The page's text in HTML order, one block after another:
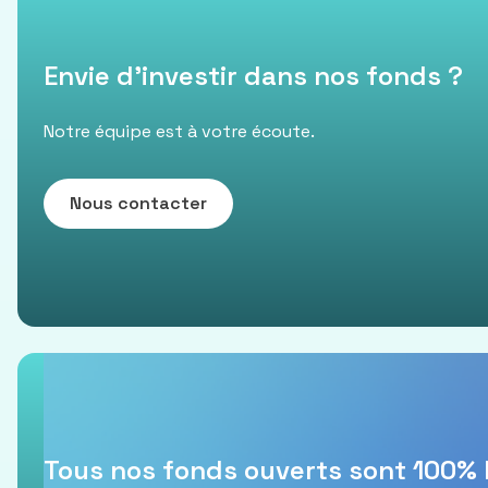
Envie d’investir dans nos fonds ?
Notre équipe est à votre écoute.
Nous contacter
Tous nos fonds ouverts sont 100%